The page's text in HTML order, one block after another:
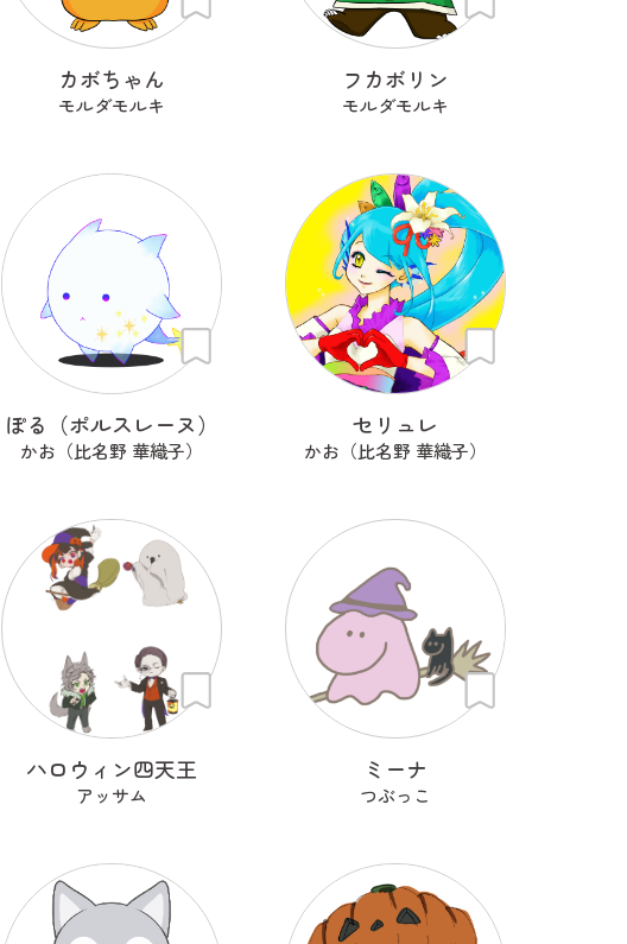
カボちゃん
モルダモルキ
フカボリン
モルダモルキ
ぽる（ポルスレーヌ）
かお（比名野 華織子）
セリュレ
かお（比名野 華織子）
ハロウィン四天王
アッサム
ミーナ
つぶっこ